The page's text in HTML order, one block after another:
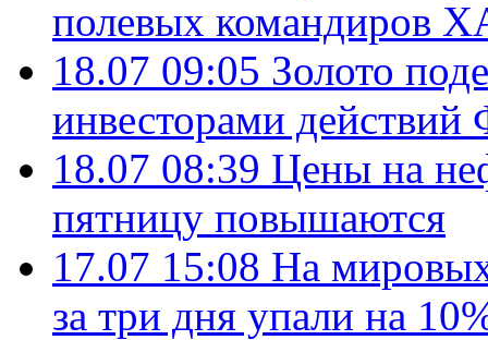
полевых командиров
18.07 09:05 Золото
инвесторами
18.07 08:39 Цены на
пятницу повышаются
17.07 15:08 На
за три дня упали на